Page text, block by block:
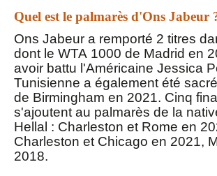
Quel est le palmarès d'Ons Jabeur
Ons Jabeur a remporté 2 titres
dont le WTA 1000 de Madrid en
avoir battu l'Américaine Jessica
Tunisienne a également été
de Birmingham en 2021. Cinq
s'ajoutent au palmarès de la
Hellal : Charleston et Rome en
Charleston et Chicago en 2021,
2018.